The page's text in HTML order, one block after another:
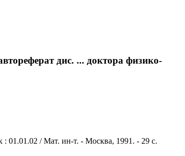
дис. ... доктора физико-
: 01.01.02 / Мат. ин-т. - Москва, 1991. - 29 с.